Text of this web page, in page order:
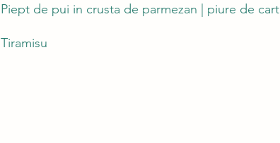
Piept de pui in crusta de parmezan | piure de
Tiramisu